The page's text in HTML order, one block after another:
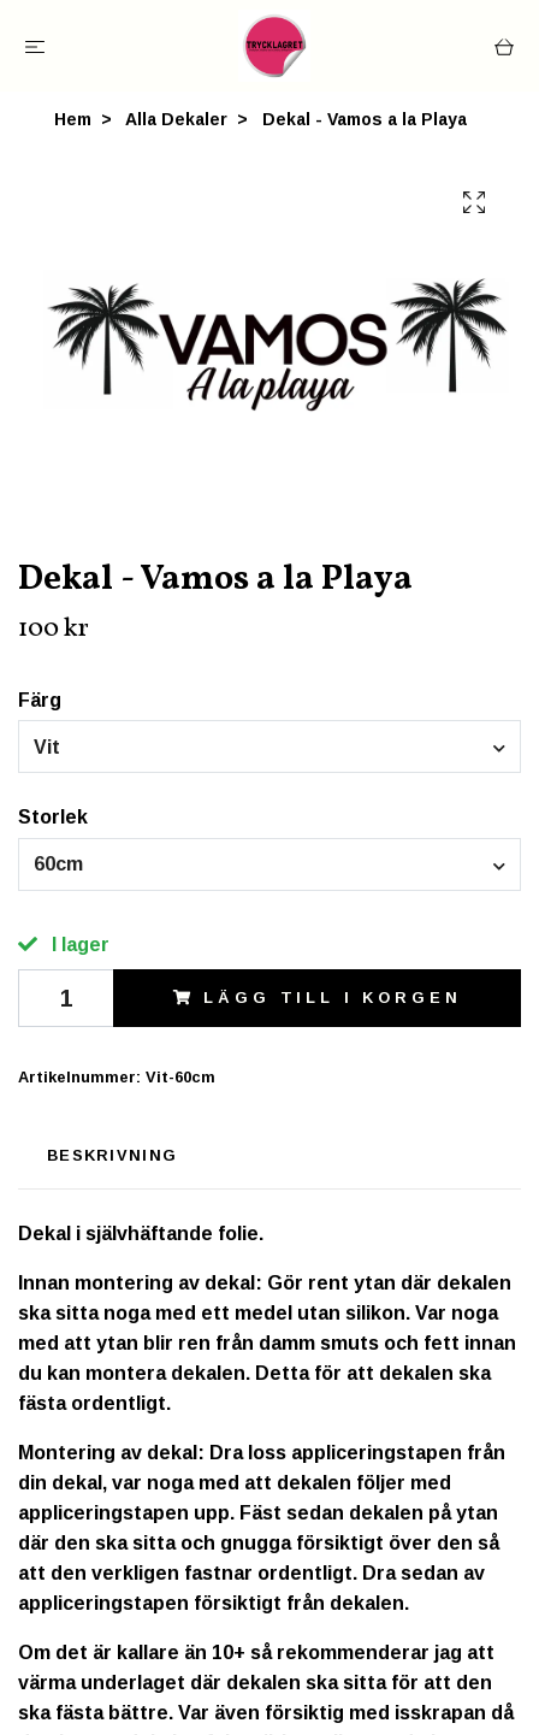
Hem Alla Dekaler Dekal - Vamos a la Playa
Dekal - Vamos a la Playa
100 kr
Färg
Vit
Storlek
60cm
I lager
LÄGG TILL I KORGEN
Artikelnummer: Vit-60cm
BESKRIVNING
Dekal i självhäftande folie.
Innan montering av dekal: Gör rent ytan där dekalen
ska sitta noga med ett medel utan silikon. Var noga
med att ytan blir ren från damm smuts och fett innan
du kan montera dekalen. Detta för att dekalen ska
fästa ordentligt.
Montering av dekal: Dra loss appliceringstapen från
din dekal, var noga med att dekalen följer med
appliceringstapen upp. Fäst sedan dekalen på ytan
där den ska sitta och gnugga försiktigt över den så
att den verkligen fastnar ordentligt. Dra sedan av
appliceringstapen försiktigt från dekalen.
Om det är kallare än 10+ så rekommenderar jag att
värma underlaget där dekalen ska sitta för att den
ska fästa bättre. Var även försiktig med isskrapan då